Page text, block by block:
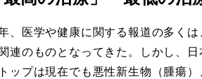
、医学や健康に関する報道の多くは
連のものとなってきた。しかし、日
ップは現在でも悪性新生物（腫瘍）